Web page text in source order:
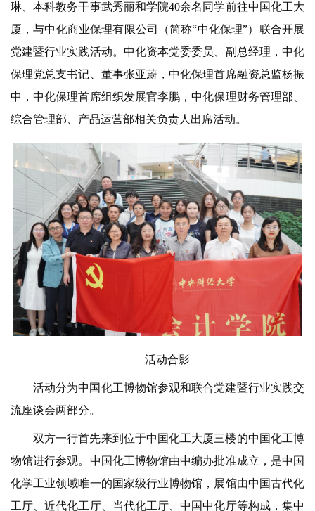
琳、本科教务干事武秀丽和学院40余名同学前往中国化工大
厦，与中化商业保理有限公司（简称“中化保理”）联合开展
党建暨行业实践活动。中化资本党委委员、副总经理，中化
保理党总支书记、董事张亚蔚，中化保理首席融资总监杨振
中，中化保理首席组织发展官李鹏，中化保理财务管理部、
综合管理部、产品运营部相关负责人出席活动。
活动合影
活动分为中国化工博物馆参观和联合党建暨行业实践交
流座谈会两部分。
双方一行首先来到位于中国化工大厦三楼的中国化工博
物馆进行参观。中国化工博物馆由中编办批准成立，是中国
化学工业领域唯一的国家级行业博物馆，展馆由中国古代化
工厅、近代化工厅、当代化工厅、中国中化厅等构成，集中